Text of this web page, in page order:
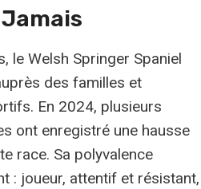
le Welsh Springer Spaniel
des familles et
En 2024, plusieurs
ont enregistré une hausse
race. Sa polyvalence
: joueur, attentif et résistant,